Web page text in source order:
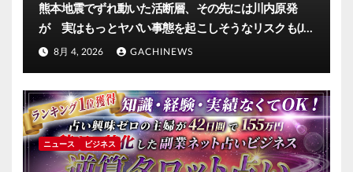
熊本地震でずれ動いた活断層、その先には川内原発
が 実はもっとヤバい事態を起こしそうなリスクも(J-
CASTニュース)
8月 4, 2026 GACHINEWS
ニュース ビジネス